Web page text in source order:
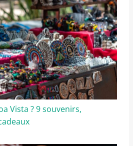
Vista ? 9 souvenirs,